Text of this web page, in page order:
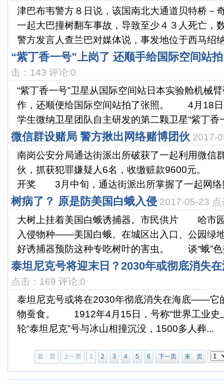
津巴布韦警方８日说，该国南北大通道贝特桥－
一起大巴撞树翻车事故，导致至少４３人死亡，
警方发言人查兰巴对媒体说，事发地位于西马绍
“紫丁香一号”上岗了 还顺手给国际空间站
击：143 评论:0
“紫丁香一号”卫星从国际空间站日本实验舱机械
作，还顺便给国际空间站拍了张照。 4月18日
学生微纳卫星团队自主研发的第二颗卫星“紫丁香
微信群设赌局 警方揪出网络赌博团伙 2017-
南岗公安分局通达街派出所破获了一起利用微信
伙，抓获犯罪嫌疑人6名，收缴赃款9600元。
开奖 3月中旬，通达街派出所掌握了一起网络
树病了？ 原是防美国白蛾入侵 2017-05-23
大树上挂着美国白蛾诱捕器。市民供片 哈市
入侵物种——美国白蛾。在城区出入口、公园绿
好诱捕器预防这种专吃树叶的害虫。 谈“蛾”色
泰坦尼克号将迎末日？2030年或彻底消失
点击：169 评论:0
泰坦尼克号或将在2030年彻底消失在海底——它
物蚕食。 1912年4月15日，号称“世界工业史
轮“泰坦尼克”号与冰山相撞沉没，1500多人葬...
首 页 上一页 1 2 3 4 5 6 下一页 末 页